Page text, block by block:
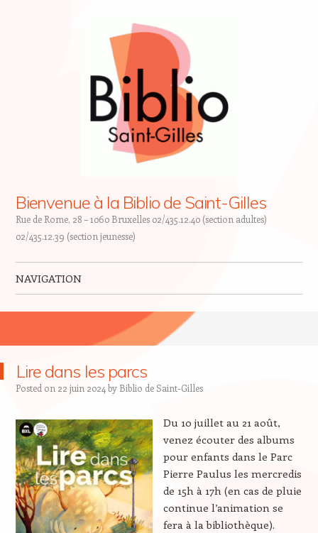
Bienvenue à la Biblio de Saint-Gilles
Rue de Rome, 28 – 1060 Bruxelles 02/435.12.40 (section adultes)
02/435.12.39 (section jeunesse)
NAVIGATION
Lire dans les parcs
Posted on 22 juin 2024 by Biblio de Saint-Gilles
Du 10 juillet au 21 août,
venez écouter des albums
pour enfants dans le Parc
Pierre Paulus les mercredis
de 15h à 17h (en cas de pluie
continue l’animation se
fera à la bibliothèque).